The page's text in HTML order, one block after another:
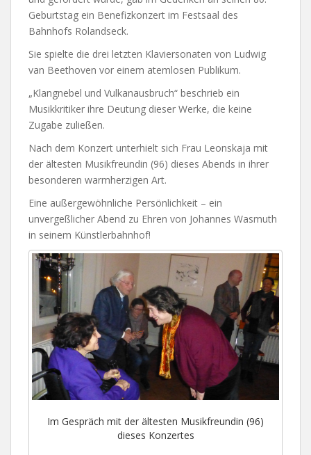
Geburtstag ein Benefizkonzert im Festsaal des
Bahnhofs Rolandseck.
Sie spielte die drei letzten Klaviersonaten von Ludwig
van Beethoven vor einem atemlosen Publikum.
„Klangnebel und Vulkanausbruch“ beschrieb ein
Musikkritiker ihre Deutung dieser Werke, die keine
Zugabe zuließen.
Nach dem Konzert unterhielt sich Frau Leonskaja mit
der ältesten Musikfreundin (96) dieses Abends in ihrer
besonderen warmherzigen Art.
Eine außergewöhnliche Persönlichkeit – ein
unvergeßlicher Abend zu Ehren von Johannes Wasmuth
in seinem Künstlerbahnhof!
Im Gespräch mit der ältesten Musikfreundin (96)
dieses Konzertes